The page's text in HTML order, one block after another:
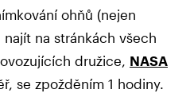
ohňů (nejen
na stránkách všech
družice, NASA
se zpožděním 1 hodiny.